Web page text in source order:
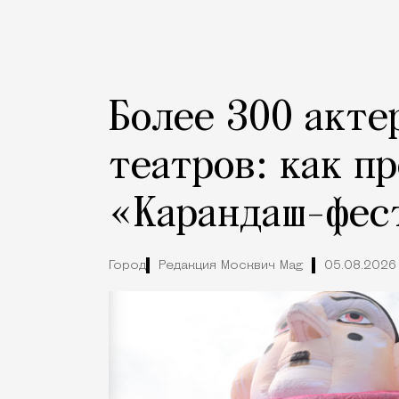
Более 300
театров: как
«Карандаш-
Город Редакция Москвич Mag 05.08.2026